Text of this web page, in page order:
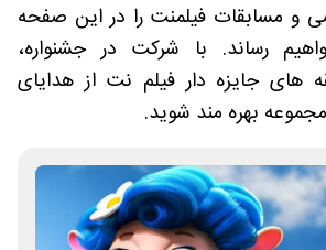
و مسابقات فیلمنت را در این صفحه
رساند. با شرکت در جشنواره،
های جایزه دار فیلم نت از هدایای
بهره مند شوید.